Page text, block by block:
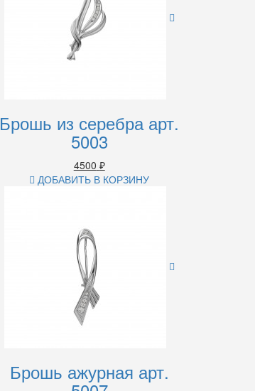
Брошь из серебра арт.
5003
4500 ₽
ДОБАВИТЬ В КОРЗИНУ
Брошь ажурная арт.